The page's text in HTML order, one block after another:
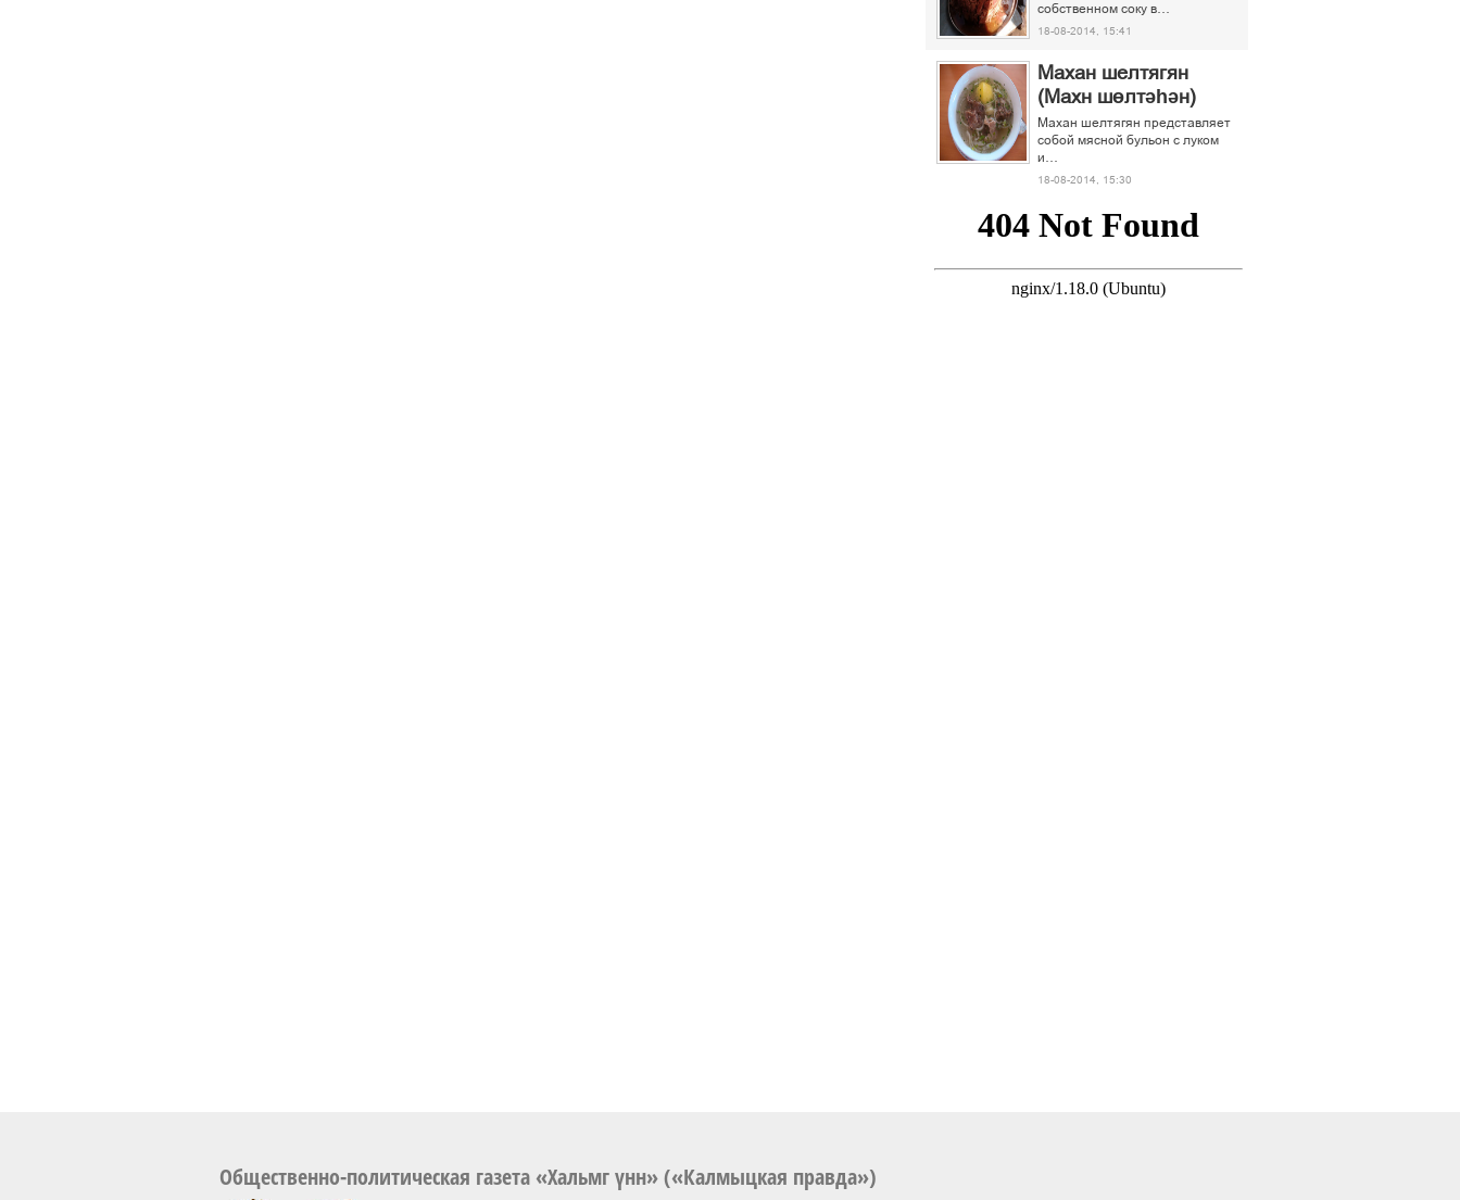
собственном соку в…
18-08-2014, 15:41
Махан шелтягян
(Махн шөлтәһән)
Махан шелтягян представляет
собой мясной бульон с луком
и…
18-08-2014, 15:30
Общественно-политическая газета «Хальмг үнн» («Калмыцкая правда»)